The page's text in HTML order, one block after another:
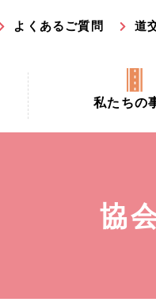
よくあるご質問 道
私たちの
京都府交通安全活動推
交通安全協力金の活
協